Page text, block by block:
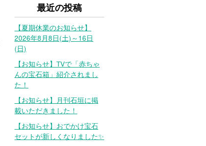
最近の投稿
【夏期休業のお知らせ】
2026年8月8日(土)～16日
(日)
【お知らせ】TVで「赤ちゃ
んの宝石箱」紹介されまし
た！
【お知らせ】月刊石垣に掲
載いただきました！
【お知らせ】おでかけ宝石
セットが新しくなりました✨